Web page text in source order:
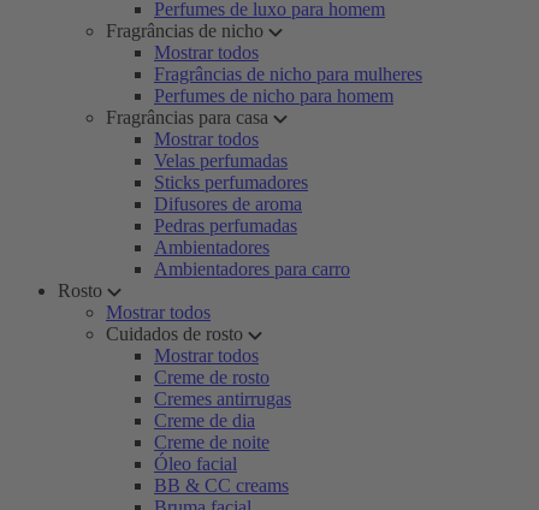
Perfumes de luxo para homem
Fragrâncias de nicho
Mostrar todos
Fragrâncias de nicho para mulheres
Perfumes de nicho para homem
Fragrâncias para casa
Mostrar todos
Velas perfumadas
Sticks perfumadores
Difusores de aroma
Pedras perfumadas
Ambientadores
Ambientadores para carro
Rosto
Mostrar todos
Cuidados de rosto
Mostrar todos
Creme de rosto
Cremes antirrugas
Creme de dia
Creme de noite
Óleo facial
BB & CC creams